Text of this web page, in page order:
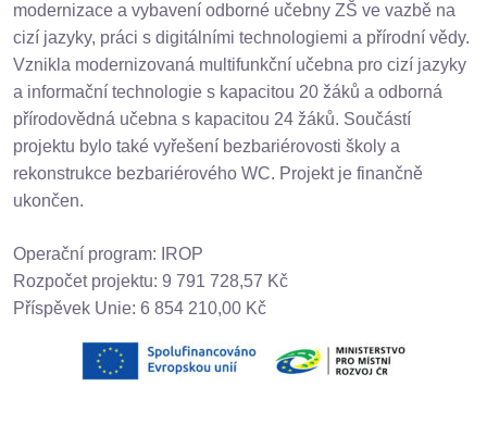
modernizace a vybavení odborné učebny ZŠ ve vazbě na
cizí jazyky, práci s digitálními technologiemi a přírodní vědy.
Vznikla modernizovaná multifunkční učebna pro cizí jazyky
a informační technologie s kapacitou 20 žáků a odborná
přírodovědná učebna s kapacitou 24 žáků. Součástí
projektu bylo také vyřešení bezbariérovosti školy a
rekonstrukce bezbariérového WC. Projekt je finančně
ukončen.
Operační program: IROP
Rozpočet projektu: 9 791 728,57 Kč
Příspěvek Unie: 6 854 210,00 Kč